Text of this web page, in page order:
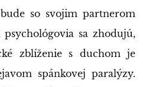
so svojim partnerom
sa zhodujú,
zblíženie s duchom je
spánkovej paralýzy.